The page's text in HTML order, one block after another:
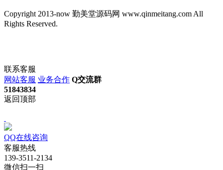
Copyright 2013-now 勤美堂源码网 www.qinmeitang.com All
Rights Reserved.
联系客服
网站客服 业务合作 Q交流群
51843834
返回顶部
QQ在线咨询
客服热线
139-3511-2134
微信扫一扫